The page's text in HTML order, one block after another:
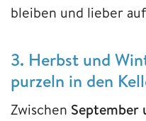
bleiben und lieber
3. Herbst und
purzeln in den
Zwischen September